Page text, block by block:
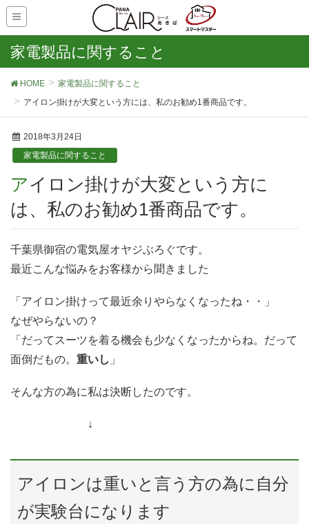
家電製品に関すること
HOME
家電製品に関すること
アイロン掛けが大変という方には、私のお勧め1番商品です。
2018年3月24日
家電製品に関すること
アイロン掛けが大変という方に
は、私のお勧め1番商品です。
千葉県御宿の電気屋オヤジぶろぐです。
最近こんな悩みをお客様から聞きました
「アイロン掛けって最近余りやらなくなったね・・」
なぜやらないの？
「だってスーツを着る機会も少なくなったからね。だって
面倒だもの。 重いし 」
そんな方の為に私は決断したのです。
↓
アイロンは重いと言う方の為に自分
が実験台になります